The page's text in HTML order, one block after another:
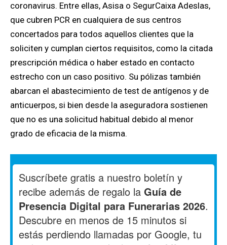
coronavirus. Entre ellas, Asisa o SegurCaixa Adeslas,
que cubren PCR en cualquiera de sus centros
concertados para todos aquellos clientes que la
soliciten y cumplan ciertos requisitos, como la citada
prescripción médica o haber estado en contacto
estrecho con un caso positivo. Su pólizas también
abarcan el abastecimiento de test de antígenos y de
anticuerpos, si bien desde la aseguradora sostienen
que no es una solicitud habitual debido al menor
grado de eficacia de la misma.